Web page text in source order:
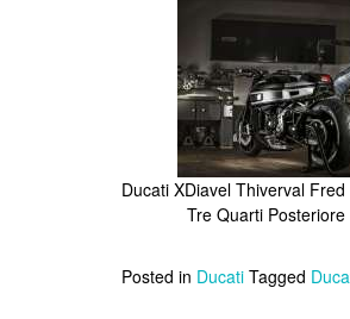
Ducati XDiavel Thiverval
Tre Quarti Posteriore
Posted in Ducati Tagged